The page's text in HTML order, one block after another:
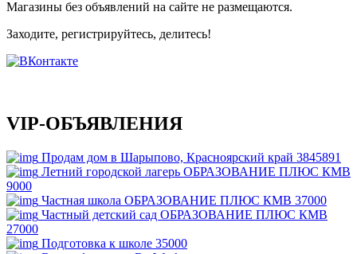
Магазины без объявлений на сайте не размещаются.
Заходите, регистрируйтесь, делитесь!
VIP-ОБЪЯВЛЕНИЯ
Продам дом в Шарыпово, Красноярский край 3845891
Летний городской лагерь ОБРАЗОВАНИЕ ПЛЮС КМВ
9000
Частная школа ОБРАЗОВАНИЕ ПЛЮС КМВ 37000
Частный детский сад ОБРАЗОВАНИЕ ПЛЮС КМВ
27000
Подготовка к школе 35000